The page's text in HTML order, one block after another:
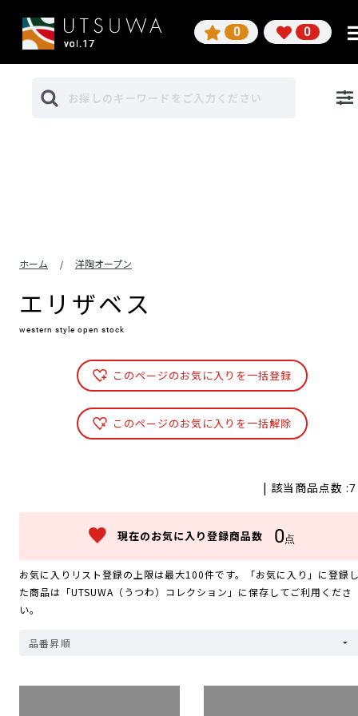
0 0
ホーム / 洋陶オープン
エリザベス
western style open stock
このページのお気に入りを一括登録
このページのお気に入りを一括解除
| 該当商品点数 :7
現在のお気に入り登録商品数 0点
お気に入りリスト登録の上限は最大100件です。「お気に入り」に登録
た商品は「UTSUWA（うつわ）コレクション」に保存してご利用くださ
い。